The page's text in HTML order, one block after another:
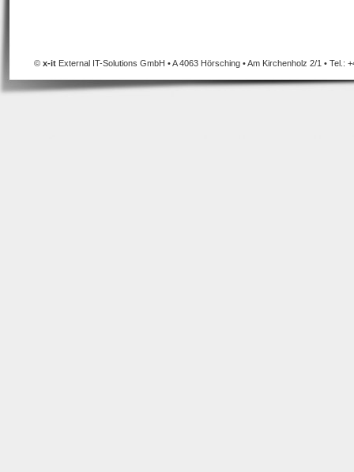
© x-it External IT-Solutions GmbH • A 4063 Hörsching • Am Kirchenholz 2/1 • Tel.: